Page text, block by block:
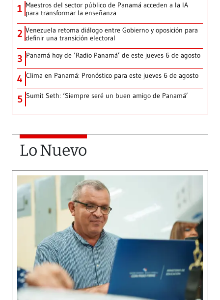
1 Maestros del sector público de Panamá acceden a la IA
para transformar la enseñanza
2 Venezuela retoma diálogo entre Gobierno y oposición para
definir una transición electoral
3 Panamá hoy de ‘Radio Panamá’ de este jueves 6 de agosto
4 Clima en Panamá: Pronóstico para este jueves 6 de agosto
5 Sumit Seth: ‘Siempre seré un buen amigo de Panamá’
Lo Nuevo